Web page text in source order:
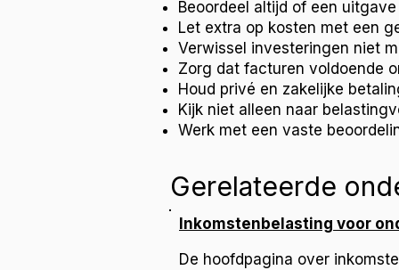
Beoordeel altijd of een
Let extra op kosten met een
Verwissel investeringen niet
Zorg dat facturen voldoende
Houd privé en zakelijke
Kijk niet alleen naar
Werk met een vaste
Gerelateerde
Inkomstenbelasting voor
De hoofdpagina over